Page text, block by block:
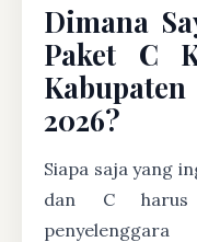
Dimana
Paket C
2026?
Siapa saja yang
dan C harus
penyelenggara